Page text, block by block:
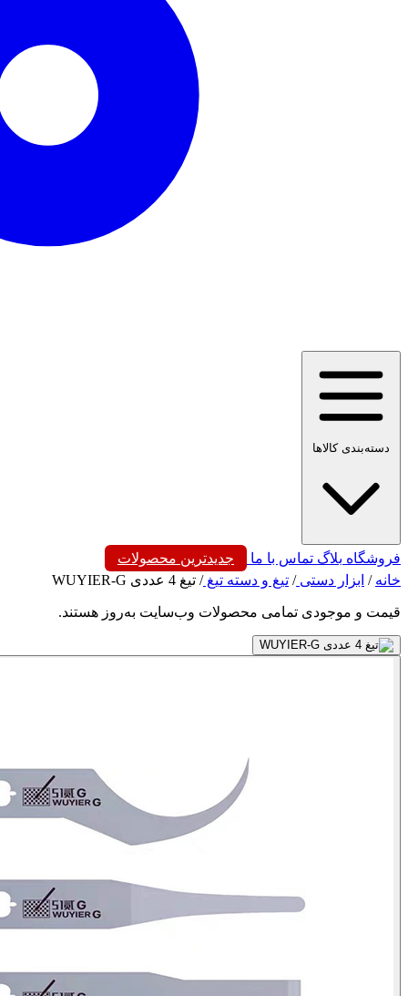
دسته‌بندی کالاها
فروشگاه بلاگ تماس با ما
جدیدترین محصولات
خانه / ابزار دستی/ تیغ و دسته تیغ/ تیغ 4 عددی WUYIER-G
قیمت و موجودی تمامی محصولات وب‌سایت به‌روز هستند.